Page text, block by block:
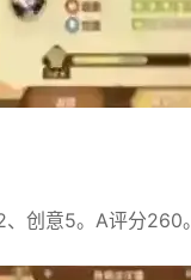
创意5。A评分260。